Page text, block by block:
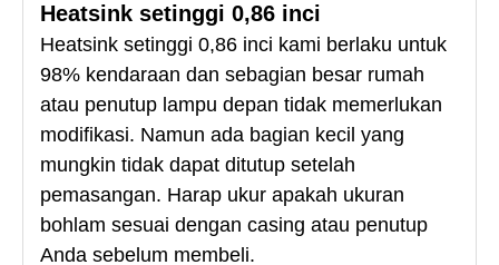
Heatsink setinggi 0,86 inci
Heatsink setinggi 0,86 inci kami berlaku untuk
98% kendaraan dan sebagian besar rumah
atau penutup lampu depan tidak memerlukan
modifikasi. Namun ada bagian kecil yang
mungkin tidak dapat ditutup setelah
pemasangan. Harap ukur apakah ukuran
bohlam sesuai dengan casing atau penutup
Anda sebelum membeli.